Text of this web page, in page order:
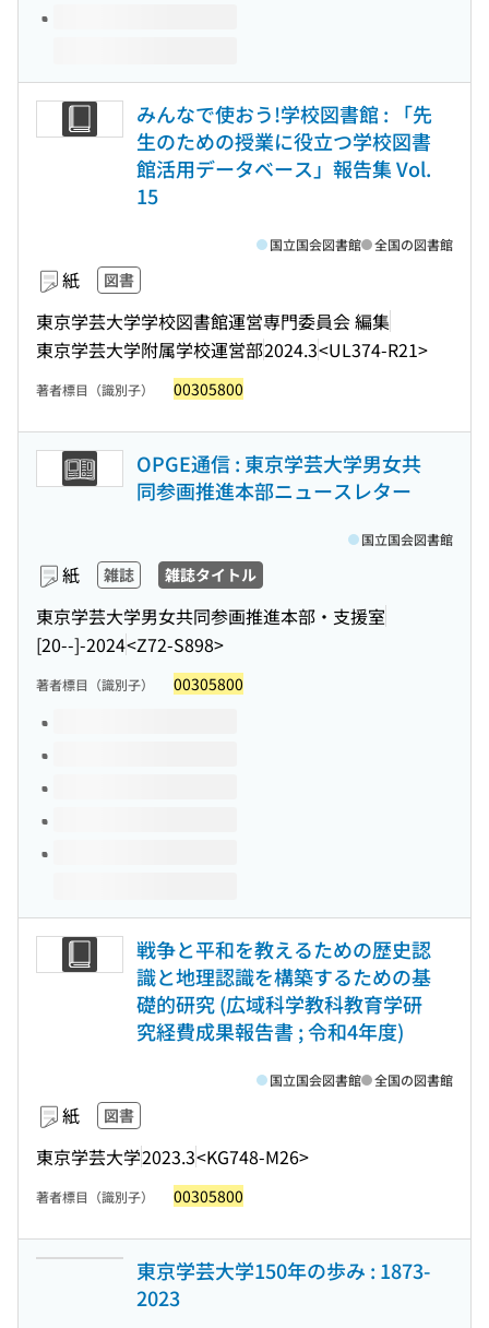
みんなで使おう!学校図書館 : 「先
生のための授業に役立つ学校図書
館活用データベース」報告集 Vol.
15
紙 図書
東京学芸大学学校図書館運営専門委員会 編集
東京学芸大学附属学校運営部2024.3<UL374-R21>
国立国会図書館 全国の図書館
著者標目（識別子） 00305800
OPGE通信 : 東京学芸大学男女共
同参画推進本部ニュースレター
紙 雑誌 雑誌タイトル
東京学芸大学男女共同参画推進本部・支援室
[20--]-2024<Z72-S898>
国立国会図書館
著者標目（識別子） 00305800
このタイトルの巻号
戦争と平和を教えるための歴史認
識と地理認識を構築するための基
礎的研究 (広域科学教科教育学研
究経費成果報告書 ; 令和4年度)
紙 図書
東京学芸大学2023.3<KG748-M26>
国立国会図書館 全国の図書館
著者標目（識別子） 00305800
東京学芸大学150年の歩み : 1873-
2023